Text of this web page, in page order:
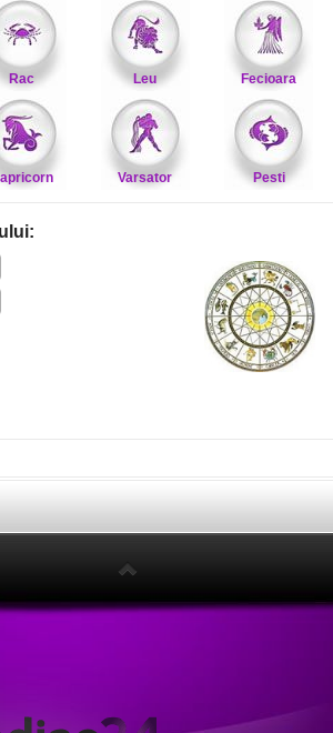
Rac Leu Fecioara
Varsator Pesti
: